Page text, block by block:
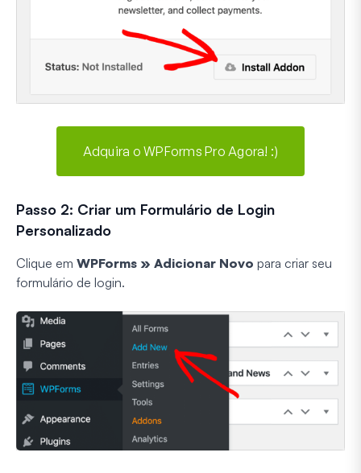
Adquira o WPForms Pro Agora! :)
Passo 2: Criar um Formulário de Login
Personalizado
Clique em WPForms » Adicionar Novo para criar seu
formulário de login.